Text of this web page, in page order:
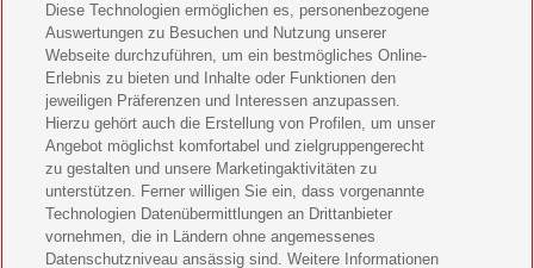
11 Freunde Geschenkabo verschenken
LEGO Ninjago Magazin Geschenkabo verschenken
Brigitte Geschenkabo verschenken
GEOlino Geschenkabo verschenken
Stern Crime Geschenkabo verschenken
Diese Technologien ermöglichen es, personenbezogene
Auswertungen zu Besuchen und Nutzung unserer
Webseite durchzuführen, um ein bestmögliches Online-
Erlebnis zu bieten und Inhalte oder Funktionen den
jeweiligen Präferenzen und Interessen anzupassen.
Hierzu gehört auch die Erstellung von Profilen, um unser
Angebot möglichst komfortabel und zielgruppengerecht
zu gestalten und unsere Marketingaktivitäten zu
unterstützen. Ferner willigen Sie ein, dass vorgenannte
Technologien Datenübermittlungen an Drittanbieter
vornehmen, die in Ländern ohne angemessenes
Datenschutzniveau ansässig sind. Weitere Informationen